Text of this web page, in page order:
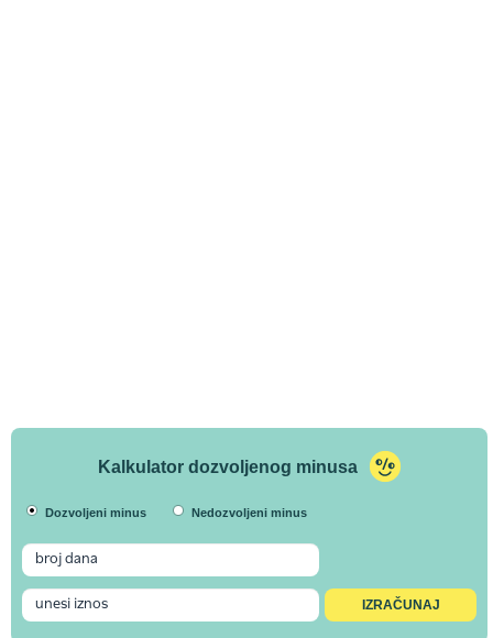
Kalkulator dozvoljenog minusa
Dozvoljeni minus Nedozvoljeni minus